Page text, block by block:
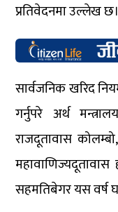
प्रतिवेदनमा उल्लेख छ।
सार्वजनिक खरिद
गर्नुपरे अर्थ
राजदूतावास
सहमतिबेगर यस वर्ष